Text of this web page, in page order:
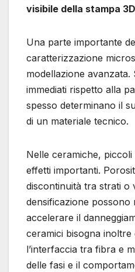
visibile della stampa 3D
Una parte importante
caratterizzazione
modellazione avanzata.
immediati rispetto alla
spesso determinano il
di un materiale tecnico.
Nelle ceramiche,
effetti importanti.
discontinuità tra strati o
densificazione
accelerare il
ceramici bisogna
l’interfaccia tra fibra e
delle fasi e il